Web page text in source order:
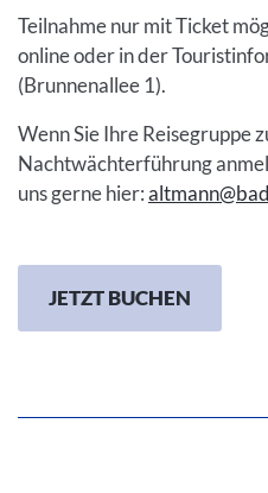
Teilnahme nur mit Ticket
online oder in der
(Brunnenallee 1).
Wenn Sie Ihre Reisegruppe
Nachtwächterführung
uns gerne hier:
JETZT BUCHEN